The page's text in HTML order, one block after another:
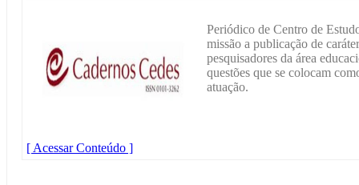
Periódico de Centro de
missão a publicação de
pesquisadores da área
questões que se colocam
atuação.
[ Acessar Conteúdo ]